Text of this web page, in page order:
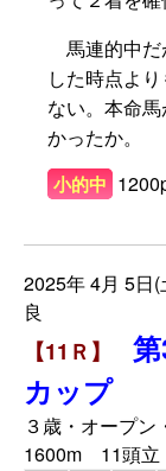
馬連的中だ
した時点よ
ない。本命
かったか。
小的中
2025年 4月 5
良
【11Ｒ】
カップ
３歳・オープ
1600m 11頭立